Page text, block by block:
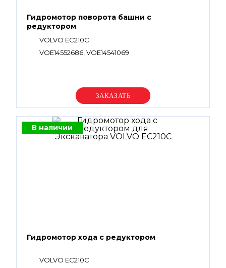
Гидромотор поворота башни с
редуктором
VOLVO EC210C
VOE14552686, VOE14541069
Уточняйте цену
В наличии
Гидромотор хода с редуктором
VOLVO EC210C